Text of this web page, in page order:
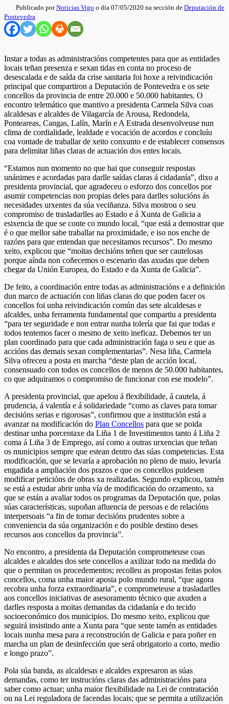
Publicado porNoticias Vigo o día 07/05/2020 na sección de Deputación de
Pontevedra
Instar a todas as administracións competentes para que as entidades
locais teñan presenza e sexan tidas en conta no proceso de
desescalada e de saída da crise sanitaria foi hoxe a reivindicación
principal que compartiron a Deputación de Pontevedra e os sete
concellos da provincia de entre 20.000 e 50.000 habitantes. O
encontro telemático que mantivo a presidenta Carmela Silva coas
alcaldesas e alcaldes de Vilagarcía de Arousa, Redondela,
Ponteareas, Cangas, Lalín, Marín e A Estrada desenvolveuse nun
clima de cordialidade, lealdade e vocación de acordos e concluíu
coa vontade de traballar de xeito conxunto e de establecer consensos
para delimitar liñas claras de actuación dos entes locais.
“Estamos nun momento no que hai que conseguir respostas
unánimes e acordadas para darlle saídas claras á cidadanía”, dixo a
presidenta provincial, que agradeceu o esforzo dos concellos por
asumir competencias non propias deles para darlles solucións ás
necesidades urxentes da súa veciñanza. Silva mostrou o seu
compromiso de trasladarlles ao Estado e á Xunta de Galicia a
esixencia de que se conte co mundo local, “que está a demostrar que
é o que mellor sabe traballar na proximidade, e iso nos enche de
razóns para que entendan que necesitamos recursos”. Do mesmo
xeito, explicou que “moitas decisións teñen que ser cautelosas
porque aínda non coñecemos o escenario das axudas que deben
chegar da Unión Europea, do Estado e da Xunta de Galicia”.
De feito, a coordinación entre todas as administracións e a definición
dun marco de actuación con liñas claras do que poden facer os
concellos foi unha reivindicación común das sete alcaldesas e
alcaldes, unha ferramenta fundamental que compartiu a presidenta
“para ter seguridade e non entrar nunha tolería que fai que todas e
todos tentemos facer o mesmo de xeito ineficaz. Debemos ter un
plan coordinado para que cada administración faga o seu e que as
accións das demais sexan complementarias”. Nesa liña, Carmela
Silva ofreceu a posta en marcha “deste plan de acción local,
consensuado con todos os concellos de menos de 50.000 habitantes,
co que adquiramos o compromiso de funcionar con ese modelo”.
A presidenta provincial, que apelou á flexibilidade, á cautela, á
prudencia, á valentía e á solidariedade “como as claves para tomar
decisións serias e rigorosas”, confirmou que a institución está a
avanzar na modificación do Plan Concellos para que se poida
destinar unha porcentaxe da Liña 1 de Investimentos tanto á Liña 2
coma á Liña 3 de Emprego, así como a outras urxencias que teñan
os municipios sempre que estean dentro das súas competencias. Esta
modificación, que se levaría a aprobación no pleno de maio, levaría
engadida a ampliación dos prazos e que os concellos puidesen
modificar peticións de obras xa realizadas. Segundo explicou, tamén
se está a estudar abrir unha vía de modificación do orzamento, xa
que se están a avaliar todos os programas da Deputación que, polas
súas características, supoñan afluencia de persoas e de relacións
interpersoais “a fin de tomar decisións prudentes sobre a
conveniencia da súa organización e do posible destino deses
recursos aos concellos da provincia”.
No encontro, a presidenta da Deputación comprometeuse coas
alcaldes e alcaldes dos sete concellos a axilizar todo na medida do
que o permitan os procedementos; recolleu as propostas feitas polos
concellos, coma unha maior aposta polo mundo rural, “que agora
recobra unha forza extraordinaria”, e comprometeuse a trasladarlles
aos concellos iniciativas de asesoramento técnico que axuden a
darlles resposta a moitas demandas da cidadanía e do tecido
socioeconómico dos municipios. Do mesmo xeito, explicou que
seguirá insistindo ante a Xunta para “que sente tamén as entidades
locais nunha mesa para a reconstrución de Galicia e para poñer en
marcha un plan de desinfección que será obrigatorio a corto, medio
e longo prazo”.
Pola súa banda, as alcaldesas e alcaldes expresaron as súas
demandas, como ter instrucións claras das administracións para
saber como actuar; unha maior flexibilidade na Lei de contratación
ou na Lei reguladora de facendas locais; que se permita a utilización